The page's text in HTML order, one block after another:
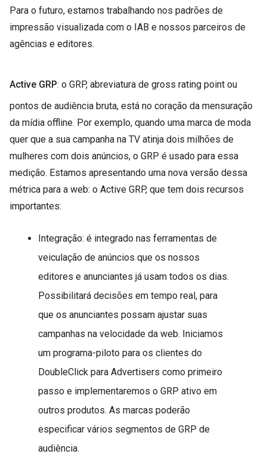
Para o futuro, estamos trabalhando nos padrões de
impressão visualizada com o IAB e nossos parceiros de
agências e editores.
Active GRP: o GRP, abreviatura de gross rating point ou
pontos de audiência bruta, está no coração da mensuração
da mídia offline. Por exemplo, quando uma marca de moda
quer que a sua campanha na TV atinja dois milhões de
mulheres com dois anúncios, o GRP é usado para essa
medição. Estamos apresentando uma nova versão dessa
métrica para a web: o Active GRP, que tem dois recursos
importantes:
Integração: é integrado nas ferramentas de
veiculação de anúncios que os nossos
editores e anunciantes já usam todos os dias.
Possibilitará decisões em tempo real, para
que os anunciantes possam ajustar suas
campanhas na velocidade da web. Iniciamos
um programa-piloto para os clientes do
DoubleClick para Advertisers como primeiro
passo e implementaremos o GRP ativo em
outros produtos. As marcas poderão
especificar vários segmentos de GRP de
audiência.